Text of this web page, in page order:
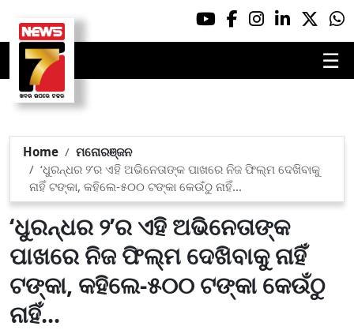
☰
Home
ମନୋରଞ୍ଜନ
‘ଧୁରନ୍ଧର ୨’ର ଏହି ଅଭିନେତାଙ୍କ ପାଖରେ ନିଜ ଫିଲ୍ମ ଦେଖିବାକୁ
ନାହିଁ ଟଙ୍କା, କହିଲେ-୫୦୦ ଟଙ୍କା କେଉଁଠୁ ନାହିଁ...
‘ଧୁରନ୍ଧର ୨’ର ଏହି ଅଭିନେତାଙ୍କ
ପାଖରେ ନିଜ ଫିଲ୍ମ ଦେଖିବାକୁ ନାହିଁ
ଟଙ୍କା, କହିଲେ-୫୦୦ ଟଙ୍କା କେଉଁଠୁ
ନାହିଁ...